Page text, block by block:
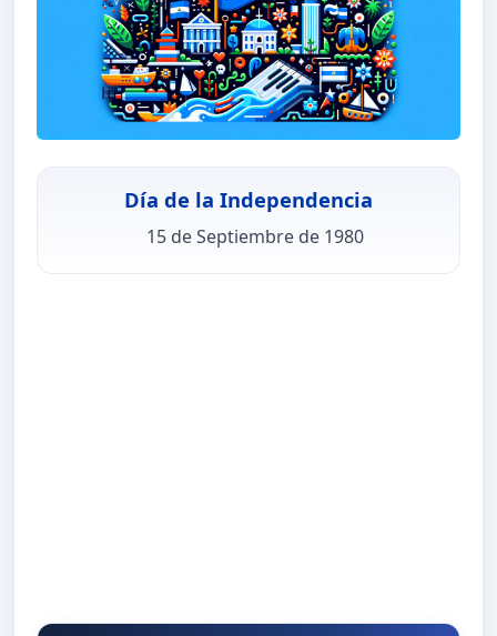
Día de la Independencia
15 de Septiembre de 1980